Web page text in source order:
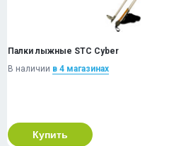
Палки лыжные STC Cyber
В наличии в 4 магазинах
Купить